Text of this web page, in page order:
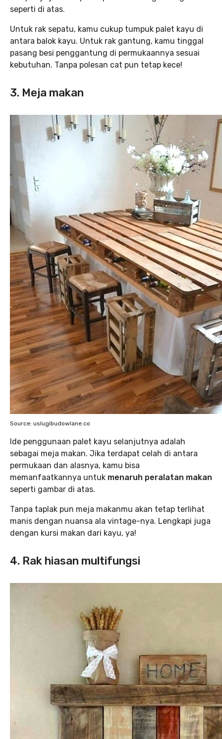
seperti di atas.
Untuk rak sepatu, kamu cukup tumpuk palet kayu di
antara balok kayu. Untuk rak gantung, kamu tinggal
pasang besi penggantung di permukaannya sesuai
kebutuhan. Tanpa polesan cat pun tetap kece!
3. Meja makan
Source: uslugibudowlane.co
Ide penggunaan palet kayu selanjutnya adalah
sebagai meja makan. Jika terdapat celah di antara
permukaan dan alasnya, kamu bisa
memanfaatkannya untuk menaruh peralatan makan
seperti gambar di atas.
Tanpa taplak pun meja makanmu akan tetap terlihat
manis dengan nuansa ala vintage-nya. Lengkapi juga
dengan kursi makan dari kayu, ya!
4. Rak hiasan multifungsi